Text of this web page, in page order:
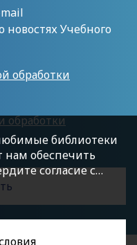
Учебного
обработки
обработки
библиотеки
обеспечить
согласие с
нажав